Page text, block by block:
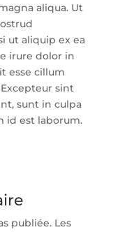
aliqua. Ut
ut aliquip ex ea
irure dolor in
esse cillum
sint
sunt in culpa
id est laborum.
publiée. Les